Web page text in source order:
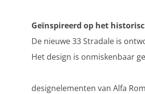
Geïnspireerd op het
De nieuwe 33 Stradale is
Het design is onmiskenbaar
designelementen van Alfa